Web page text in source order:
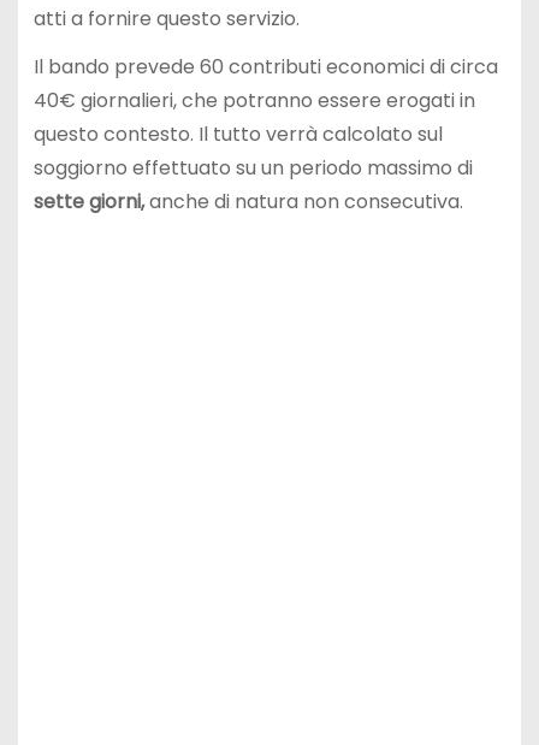
atti a fornire questo servizio.
Il bando prevede 60 contributi economici di circa
40€ giornalieri, che potranno essere erogati in
questo contesto. Il tutto verrà calcolato sul
soggiorno effettuato su un periodo massimo di
sette giorni,anche di natura non consecutiva.